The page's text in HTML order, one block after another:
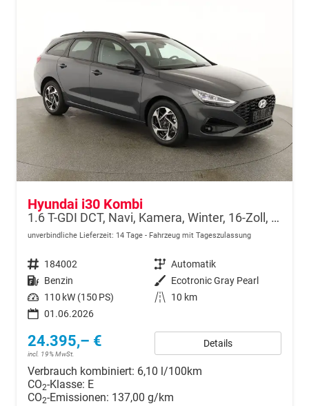
Hyundai i30 Kombi
1.6 T-GDI DCT, Navi, Kamera, Winter, 16-Zoll, 5 J.-Garantie
unverbindliche Lieferzeit: 14 Tage Fahrzeug mit Tageszulassung
Fahrzeugnr. 184002 Getriebe Automatik
Kraftstoff Benzin Außenfarbe Ecotronic Gray Pearl
Leistung 110 kW (150 PS) Kilometerstand
10 km
01.06.2026
24.395,– €
incl. 19% MwSt.
Details
Verbrauch kombiniert: 6,10 l/100km
CO2-Klasse: E
CO2-Emissionen: 137,00 g/km